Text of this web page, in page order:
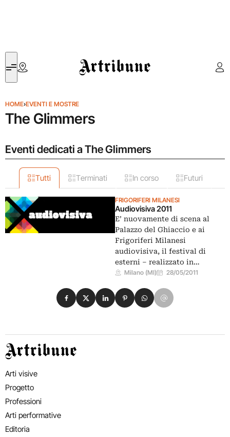
Artribune
HOME›EVENTI E MOSTRE
The Glimmers
Eventi dedicati a The Glimmers
Tutti Terminati In corso Futuri
FRIGORIFERI MILANESI
Audiovisiva 2011
E’ nuovamente di scena al
Palazzo del Ghiaccio e ai
Frigoriferi Milanesi
audiovisiva, il festival di
esterni – realizzato in…
Milano (MI) 28/05/2011
Condividi su Facebook
Condividi su X
Condividi su LinkedIn
Condividi su Pinterest
Condividi su WhatsApp
Condividi su Email
Artribune
Arti visive
Progetto
Professioni
Arti performative
Editoria